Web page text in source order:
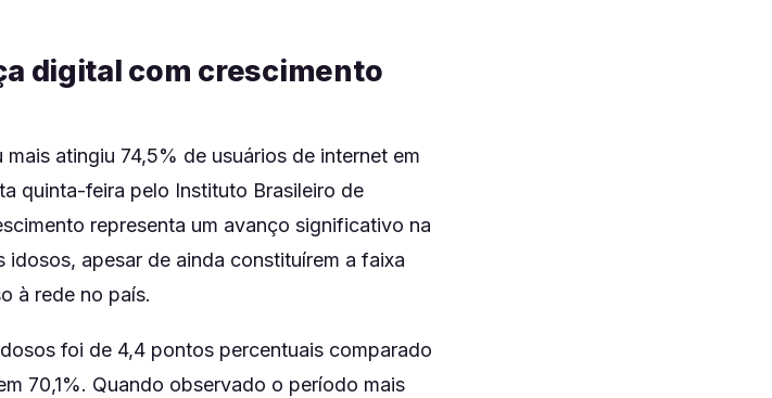
digital com crescimento
atingiu 74,5% de usuários de internet em
quinta-feira pelo Instituto Brasileiro de
representa um avanço significativo na
apesar de ainda constituírem a faixa
à rede no país.
foi de 4,4 pontos percentuais comparado
70,1%. Quando observado o período mais